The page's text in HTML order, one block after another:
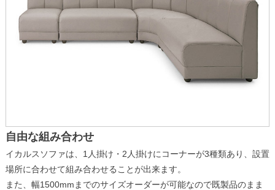
自由な組み合わせ
イカルスソファは、1人掛け・2人掛けにコーナーが3種類あり、設置
場所に合わせて組み合わせることが出来ます。
また、幅1500mmまでのサイズオーダーが可能なので既製品のまま